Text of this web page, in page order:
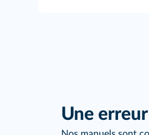
Une erreur